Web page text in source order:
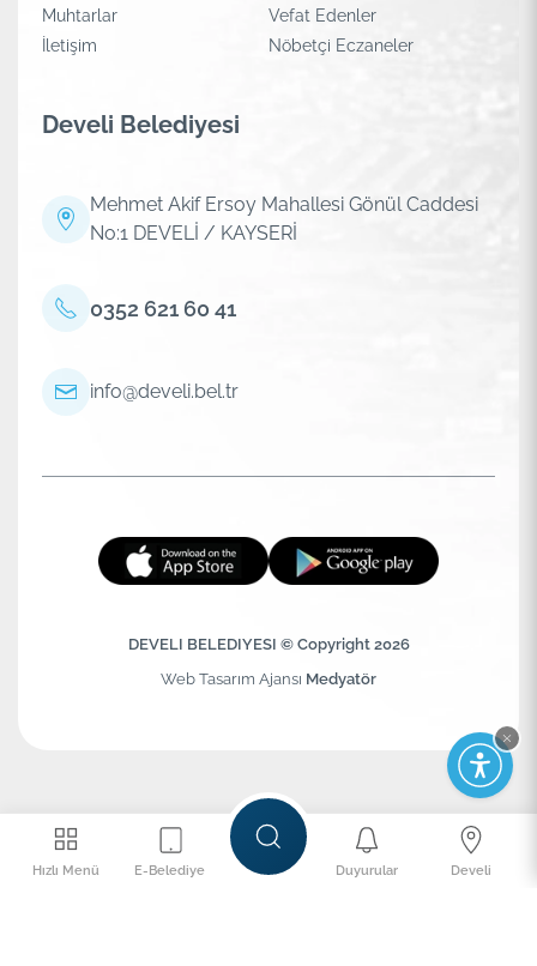
Hızlı Menü E-Belediye Duyurular Develi
Muhtarlar
Vefat Edenler
İletişim
Nöbetçi Eczaneler
Develi Belediyesi
Mehmet Akif Ersoy Mahallesi Gönül Caddesi
No:1 DEVELİ / KAYSERİ
0352 621 60 41
info@develi.bel.tr
DEVELI BELEDIYESI © Copyright 2026
Web Tasarım Ajansı Medyatör